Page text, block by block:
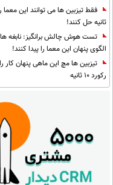
ثانیه حل کنند!
تست هوش چالش برانگیز: نابغه
الگوی پنهان این معما را پیدا کنند!
تیزبین ها مچ این ماهی پنهان کار
رکورد 10 ثانیه